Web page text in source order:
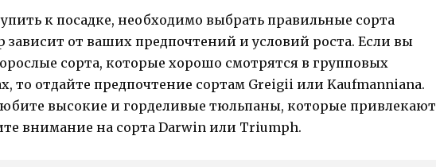
к посадке, необходимо выбрать правильные сорта
от ваших предпочтений и условий роста. Если вы
сорта, которые хорошо смотрятся в групповых
то отдайте предпочтение сортам Greigii или Kaufmanniana.
высокие и горделивые тюльпаны, которые привлекают
внимание на сорта Darwin или Triumph.